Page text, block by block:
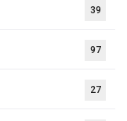
39
97
27